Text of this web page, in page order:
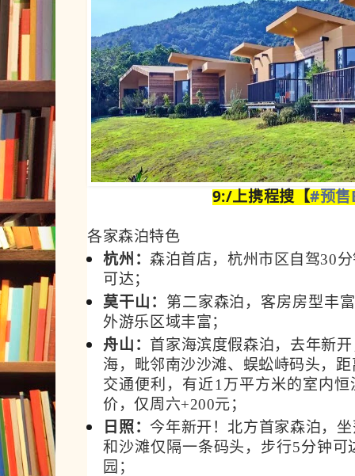
9:/上携程搜【#预
各家森泊特色
杭州： 森泊首店，杭州市区自驾30
可达；
莫干山： 第二家森泊，客房房型丰
外游乐区域丰富；
舟山： 首家海滨度假森泊，去年新
海，毗邻南沙沙滩、蜈蚣峙码头，
交通便利，有近1万平方米的室内恒
价，仅周六+200元；
日照： 今年新开！北方首家森泊，
和沙滩仅隔一条码头，步行5分钟可
园；